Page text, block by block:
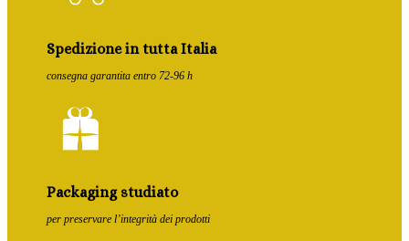
Spedizione in tutta Italia
consegna garantita entro 72-96 h
Packaging studiato
per preservare l’integrità dei prodotti